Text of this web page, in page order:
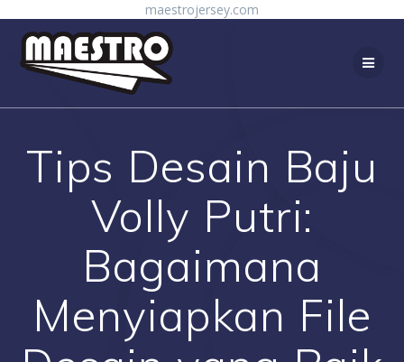
maestrojersey.com
Tips Desain Baju
Volly Putri:
Bagaimana
Menyiapkan File